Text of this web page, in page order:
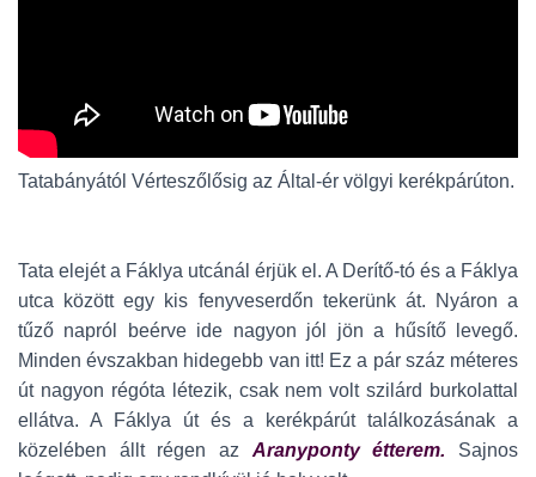
Tatabányától Vérteszőlősig az Által-ér völgyi kerékpárúton.
Tata elejét a Fáklya utcánál érjük el. A Derítő-tó és a Fáklya
utca között egy kis fenyveserdőn tekerünk át. Nyáron a
tűző napról beérve ide nagyon jól jön a hűsítő levegő.
Minden évszakban hidegebb van itt! Ez a pár száz méteres
út nagyon régóta létezik, csak nem volt szilárd burkolattal
ellátva. A Fáklya út és a kerékpárút találkozásának a
közelében állt régen az Aranyponty étterem. Sajnos